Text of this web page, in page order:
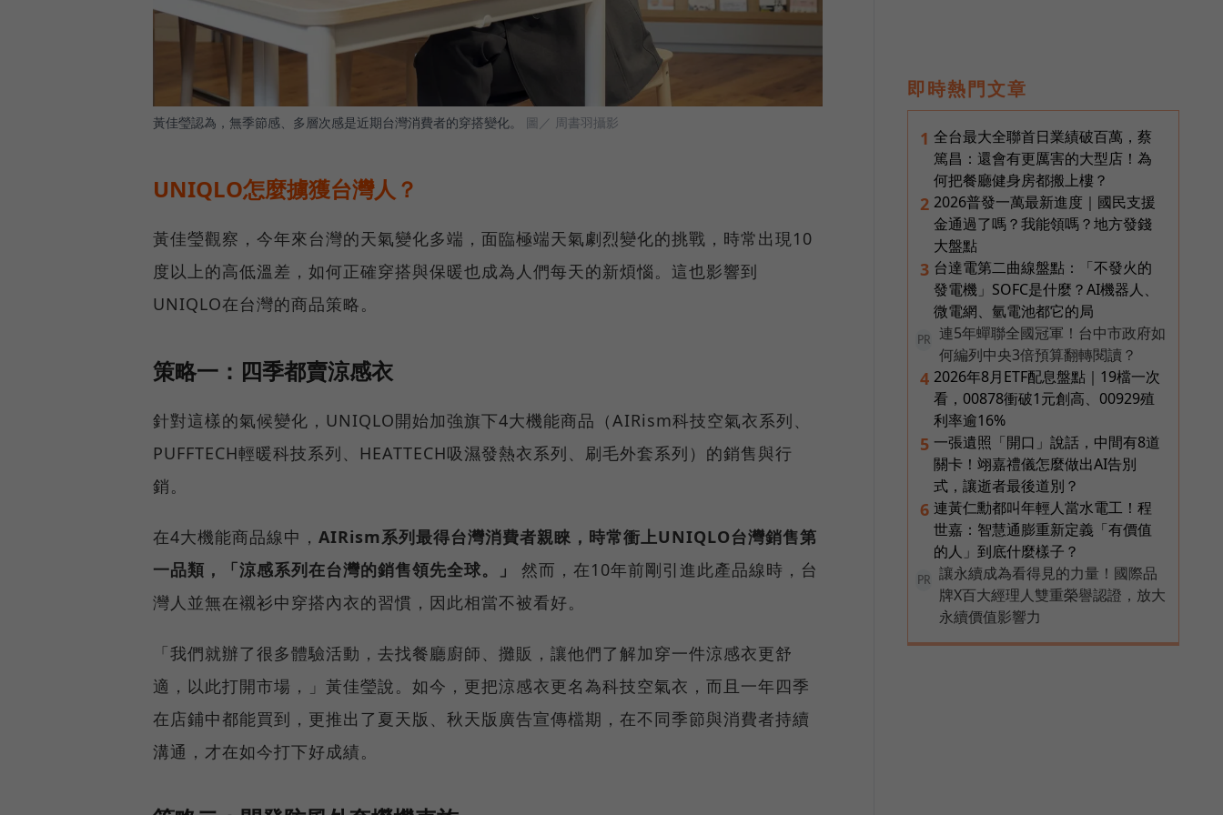
黃佳瑩認為，無季節感、多層次感是近期台灣消費者的穿搭變化。 圖／ 周書羽攝影
UNIQLO怎麼擄獲台灣人？
黃佳瑩觀察，今年來台灣的天氣變化多端，面臨極端天氣劇烈變化的挑戰，時常出現10
度以上的高低溫差，如何正確穿搭與保暖也成為人們每天的新煩惱。這也影響到
UNIQLO在台灣的商品策略。
策略一：四季都賣涼感衣
針對這樣的氣候變化，UNIQLO開始加強旗下4大機能商品（AIRism科技空氣衣系列、
PUFFTECH輕暖科技系列、HEATTECH吸濕發熱衣系列、刷毛外套系列）的銷售與行
銷。
在4大機能商品線中， AIRism系列最得台灣消費者親睞，時常衝上UNIQLO台灣銷售第
一品類，「涼感系列在台灣的銷售領先全球。」
然而，在10年前剛引進此產品線時，台
灣人並無在襯衫中穿搭內衣的習慣，因此相當不被看好。
「我們就辦了很多體驗活動，去找餐廳廚師、攤販，讓他們了解加穿一件涼感衣更舒
適，以此打開市場，」黃佳瑩說。如今，更把涼感衣更名為科技空氣衣，而且一年四季
在店鋪中都能買到，更推出了夏天版、秋天版廣告宣傳檔期，在不同季節與消費者持續
溝通，才在如今打下好成績。
即時熱門文章
1 全台最大全聯首日業績破百萬，蔡
篤昌：還會有更厲害的大型店！為
何把餐廳健身房都搬上樓？
2 2026普發一萬最新進度｜國民支援
金通過了嗎？我能領嗎？地方發錢
大盤點
3 台達電第二曲線盤點：「不發火的
發電機」SOFC是什麼？AI機器人、
微電網、氫電池都它的局
PR
連5年蟬聯全國冠軍！台中市政府如
何編列中央3倍預算翻轉閱讀？
4 2026年8月ETF配息盤點｜19檔一次
看，00878衝破1元創高、00929殖
利率逾16%
5 一張遺照「開口」說話，中間有8道
關卡！翊嘉禮儀怎麼做出AI告別
式，讓逝者最後道別？
6 連黃仁勳都叫年輕人當水電工！程
世嘉：智慧通膨重新定義「有價值
的人」到底什麼樣子？
PR
讓永續成為看得見的力量！國際品
牌X百大經理人雙重榮譽認證，放大
永續價值影響力